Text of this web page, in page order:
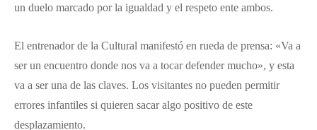
un duelo marcado por la igualdad y el respeto ente ambos.
El entrenador de la Cultural manifestó en rueda de prensa: «Va a
ser un encuentro donde nos va a tocar defender mucho», y esta
va a ser una de las claves. Los visitantes no pueden permitir
errores infantiles si quieren sacar algo positivo de este
desplazamiento.